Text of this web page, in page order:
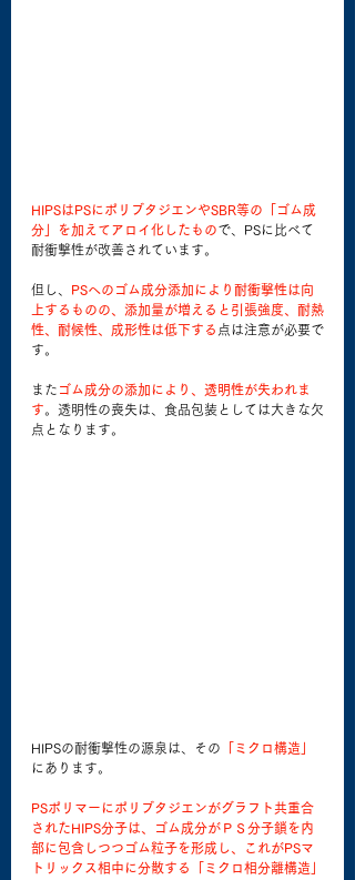
HIPSはPSにポリブタジエンやSBR等の「ゴム成
分」を加えてアロイ化したもので、PSに比べて
耐衝撃性が改善されています。
但し、 PSへのゴム成分添加により耐衝撃性は向
上するものの、添加量が増えると引張強度、耐熱
性、耐候性、成形性は低下する 点は注意が必要で
す。
また ゴム成分の添加により、透明性が失われま
す。透明性の喪失は、食品包装としては大きな欠
点となります。
HIPSの耐衝撃性の源泉は、その 「ミクロ構造」
にあります。
PSポリマーにポリブタジエンがグラフト共重合
されたHIPS分子は、ゴム成分がＰＳ分子鎖を内
部に包含しつつゴム粒子を形成し、これがPSマ
トリックス相中に分散する「ミクロ相分離構造」